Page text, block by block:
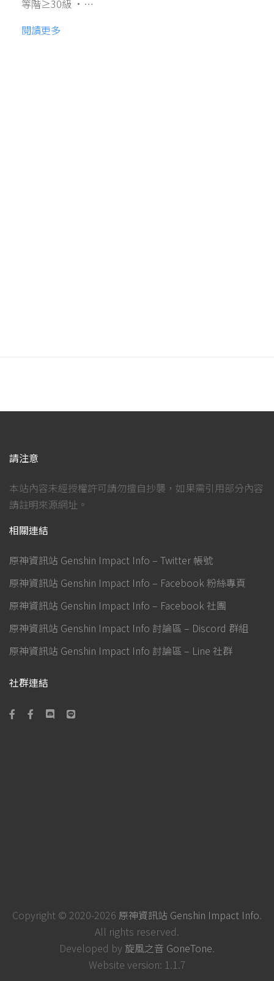
等階≥30級 •…
閱讀更多
請注意
本站內容未經授權許可請勿擅自抄襲，如果需引用部分內容
請註明來源網址。
相關連結
原神資訊站 Genshin Impact Info – Twitter 帳號
原神資訊站 Genshin Impact Info – Facebook 粉絲專頁
原神資訊站 Genshin Impact Info – Facebook 社團
原神資訊站 Genshin Impact Info 討論區 – Discord 群組
原神資訊站 Genshin Impact Info 討論區 – Line 社群
社群連結
Copyright © 2020-2026 原神資訊站 Genshin Impact Info.
All rights reserved.
Developed by 旋風之音 GoneTone.
Website version: 1.1.7